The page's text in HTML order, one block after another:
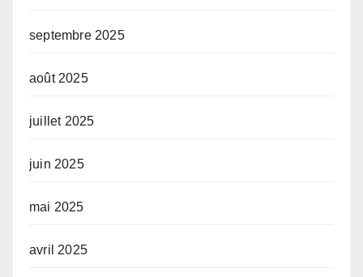
septembre 2025
août 2025
juillet 2025
juin 2025
mai 2025
avril 2025